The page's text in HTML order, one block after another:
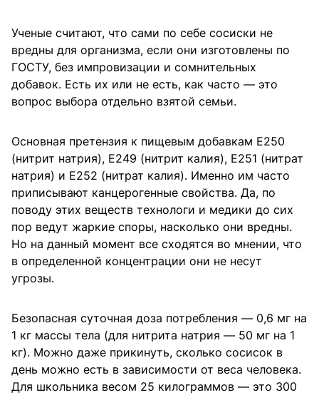
Ученые считают, что сами по себе сосиски не
вредны для организма, если они изготовлены по
ГОСТУ, без импровизации и сомнительных
добавок. Есть их или не есть, как часто — это
вопрос выбора отдельно взятой семьи.
Основная претензия к пищевым добавкам Е250
(нитрит натрия), Е249 (нитрит калия), Е251 (нитрат
натрия) и Е252 (нитрат калия). Именно им часто
приписывают канцерогенные свойства. Да, по
поводу этих веществ технологи и медики до сих
пор ведут жаркие споры, насколько они вредны.
Но на данный момент все сходятся во мнении, что
в определенной концентрации они не несут
угрозы.
Безопасная суточная доза потребления — 0,6 мг на
1 кг массы тела (для нитрита натрия — 50 мг на 1
кг). Можно даже прикинуть, сколько сосисок в
день можно есть в зависимости от веса человека.
Для школьника весом 25 килограммов — это 300